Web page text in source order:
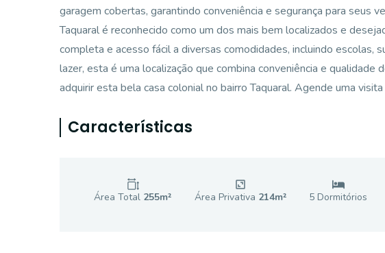
garagem cobertas, garantindo conveniência e segurança para seus
Taquaral é reconhecido como um dos mais bem localizados e
completa e acesso fácil a diversas comodidades, incluindo escolas,
lazer, esta é uma localização que combina conveniência e qualidade
adquirir esta bela casa colonial no bairro Taquaral. Agende uma
Características
Área Total 255m² Área Privativa 214m² 5 Dormitórios